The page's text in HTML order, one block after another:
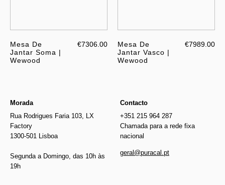
Mesa De
Jantar Soma |
Wewood
€7306.00
Mesa De
Jantar Vasco |
Wewood
€7989.00
Morada
Rua Rodrigues Faria 103, LX
Factory
1300-501 Lisboa
Segunda a Domingo, das 10h às
19h
Contacto
+351 215 964 287
Chamada para a rede fixa
nacional
geral@puracal.pt